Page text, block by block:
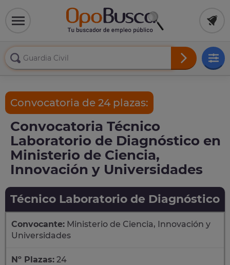
Convocatoria de 24 plazas:
Convocatoria Técnico
Laboratorio de Diagnóstico en
Ministerio de Ciencia,
Innovación y Universidades
Técnico Laboratorio de Diagnóstico
Convocante: Ministerio de Ciencia, Innovación y
Universidades
Nº Plazas: 24